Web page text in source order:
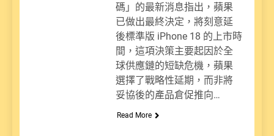
碼」的最新消息指出，蘋果
已做出最終決定，將刻意延
後標準版 iPhone 18 的上市時
間，這項決策主要起因於全
球供應鏈的短缺危機，蘋果
選擇了戰略性延期，而非將
妥協後的產品倉促推向…
Read More